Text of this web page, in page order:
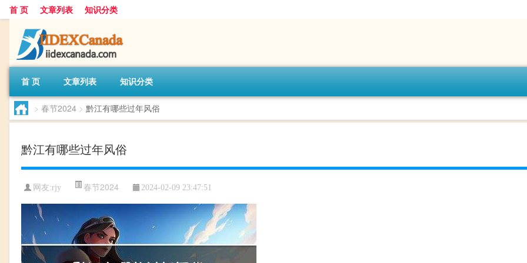
首 页 文章列表 知识分类
首 页 文章列表 知识分类
> 春节2024 > 黔江有哪些过年风俗
黔江有哪些过年风俗
网友:rjy 春节2024 2024-02-09 23:47:51